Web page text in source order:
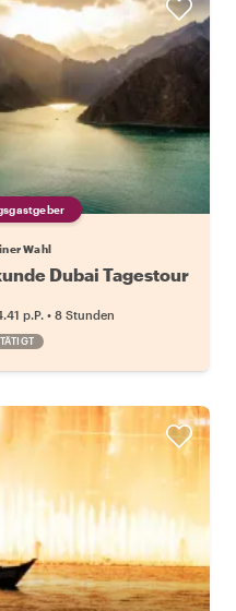
Wahl
Dubai Tagestour
p.P. • 8 Stunden